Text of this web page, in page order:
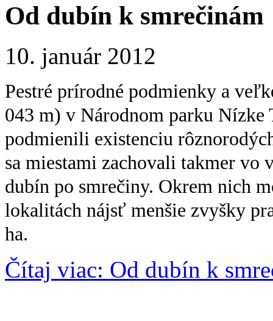
Od dubín k smrečinám
10. január 2012
Pestré prírodné podmienky a
043 m) v Národnom parku Nízke
podmienili existenciu
sa miestami zachovali takmer vo
dubín po smrečiny. Okrem nich
lokalitách nájsť menšie zvyšky
ha.
Čítaj viac: Od dubín k